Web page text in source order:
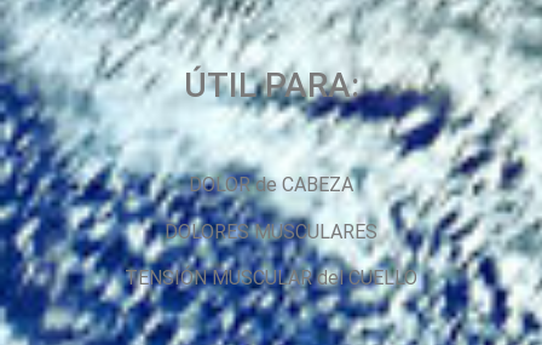
ÚTIL PARA:
DOLOR de CABEZA
DOLORES MUSCULARES
TENSIÓN MUSCULAR del CUELLO